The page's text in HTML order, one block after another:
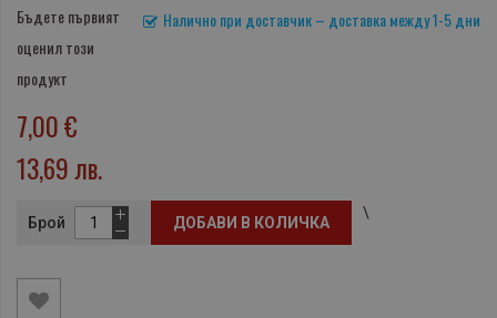
Налично при доставчик – доставка между 1-5 дни
Бъдете първият
оценил този
продукт
7,00 €
13,69 лв.
Брой ДОБАВИ В КОЛИЧКА
\